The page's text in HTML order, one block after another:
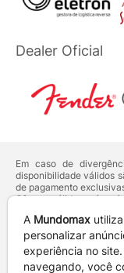
Dealer Oficial
Em caso de
disponibilidade válidos
de pagamento
Ofertas válidas até o
deVenda Corporativa.
Os preços
qualquer outro meio
Defesa do Consumidor:
Vendas sujeitas à
A Mundomax utiliza
personalizar
experiência no
navegando, você